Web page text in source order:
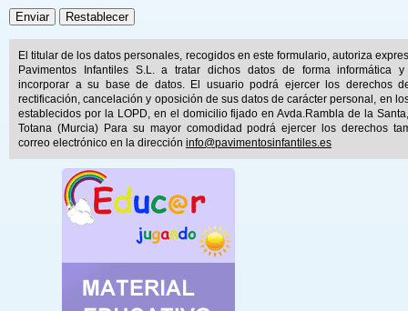
El titular de los datos personales, recogidos en este formulario, autoriza
Pavimentos Infantiles S.L. a tratar dichos datos de forma informática y
incorporar a su base de datos. El usuario podrá ejercer los derechos
rectificación, cancelación y oposición de sus datos de carácter personal, en
establecidos por la LOPD, en el domicilio fijado en Avda.Rambla de la
Totana (Murcia) Para su mayor comodidad podrá ejercer los derechos
correo electrónico en la dirección info@pavimentosinfantiles.es